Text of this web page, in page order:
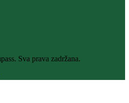
Sva prava zadržana.